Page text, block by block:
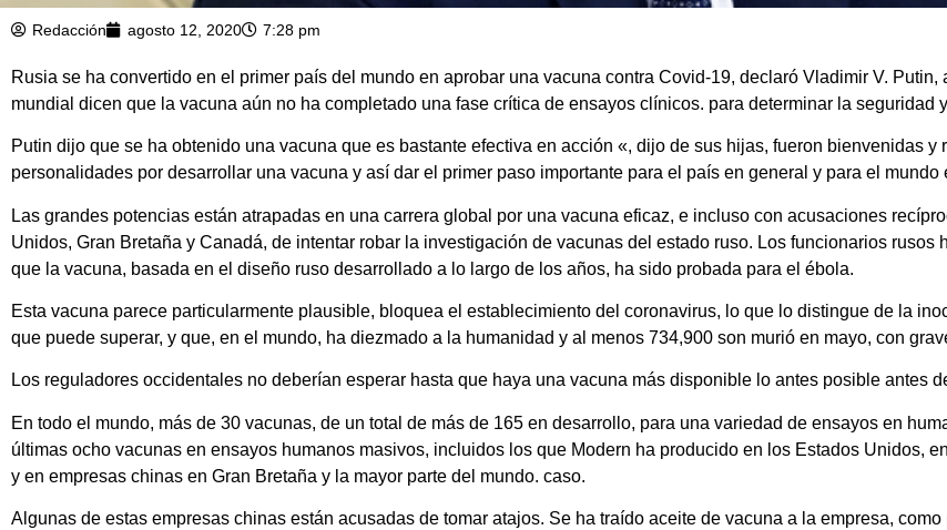
Redacción agosto 12, 2020 7:28 pm
Rusia se ha convertido en el primer país del mundo en aprobar una vacuna contra Covid-19, declaró Vladimir V.
mundial dicen que la vacuna aún no ha completado una fase crítica de ensayos clínicos. para determinar la seguridad
Putin dijo que se ha obtenido una vacuna que es bastante efectiva en acción «, dijo de sus hijas, fueron bienvenidas
personalidades por desarrollar una vacuna y así dar el primer paso importante para el país en general y para el mundo
Las grandes potencias están atrapadas en una carrera global por una vacuna eficaz, e incluso con acusaciones
Unidos, Gran Bretaña y Canadá, de intentar robar la investigación de vacunas del estado ruso. Los funcionarios rusos
que la vacuna, basada en el diseño ruso desarrollado a lo largo de los años, ha sido probada para el ébola.
Esta vacuna parece particularmente plausible, bloquea el establecimiento del coronavirus, lo que lo distingue de la
que puede superar, y que, en el mundo, ha diezmado a la humanidad y al menos 734,900 son murió en mayo, con
Los reguladores occidentales no deberían esperar hasta que haya una vacuna más disponible lo antes posible antes
En todo el mundo, más de 30 vacunas, de un total de más de 165 en desarrollo, para una variedad de ensayos en
últimas ocho vacunas en ensayos humanos masivos, incluidos los que Modern ha producido en los Estados Unidos,
y en empresas chinas en Gran Bretaña y la mayor parte del mundo. caso.
Algunas de estas empresas chinas están acusadas de tomar atajos. Se ha traído aceite de vacuna a la empresa,